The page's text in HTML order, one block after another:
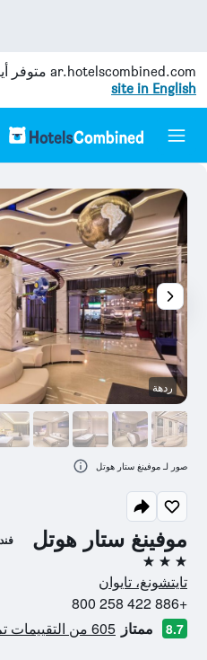
ar.hotelscombined.com متوفر
site in English
موفينغ ستار هوتل
3 نجوم
تايتشونغ، تايوان
+886 422 258 800
8.7 ممتاز 605 من التقييمات تم التحقق منها
ردهة
صور لـ موفينغ ستار هوتل